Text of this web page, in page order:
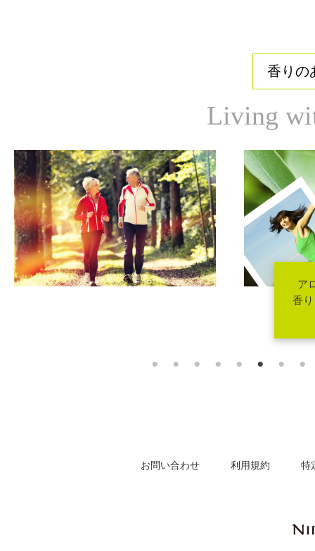
香りの
Living
アロマでエチケット
お問い合わせ 利用規約 特